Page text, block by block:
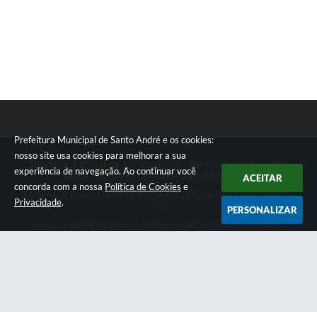
Prefeitura Municipal de Santo André e os cookies:
nosso site usa cookies para melhorar a sua
experiência de navegação. Ao continuar você
concorda com a nossa Política de Cookies e
Privacidade.
ACEITAR
PERSONALIZAR
Telefone: Central de Atendimento: 0800 019 19 44 ou 156
PABX: 4433-0111 ou Whatsapp 4433-0123
Endereço: Praça Quarto Centenário, 01, Centro | CEP: 09015-
Dias úteis, Atendimento Presencial das 07h as 18:45he